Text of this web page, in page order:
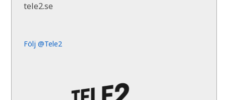
tele2.se
Följ @Tele2